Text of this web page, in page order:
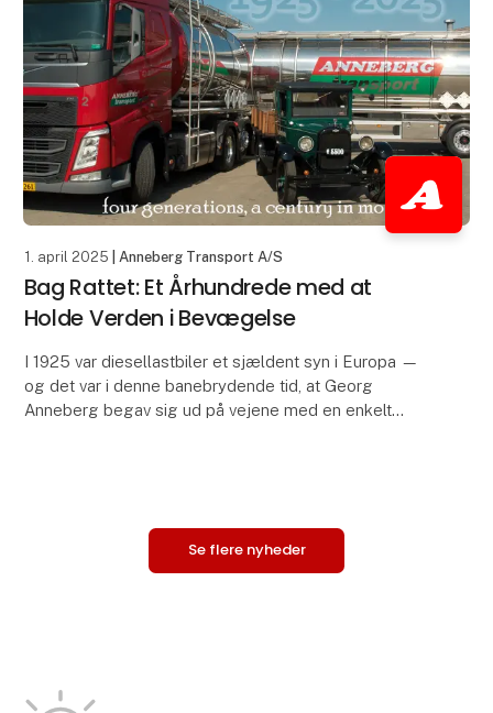
1. april 2025 | Anneberg Transport A/S
Bag Rattet: Et Århundrede med at
Holde Verden i Bevægelse
I 1925 var diesellastbiler et sjældent syn i Europa —
og det var i denne banebrydende tid, at Georg
Anneberg begav sig ud på vejene med en enkelt
Se flere nyheder